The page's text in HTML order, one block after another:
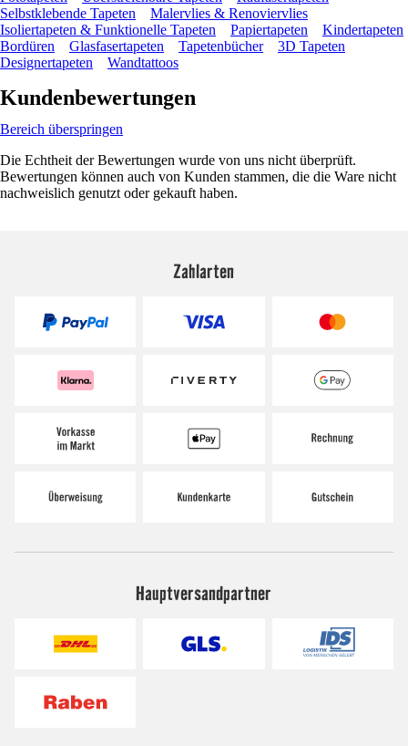
Selbstklebende Tapeten
Malervlies & Renoviervlies
Isoliertapeten & Funktionelle Tapeten
Papiertapeten
Kindertapeten
Bordüren
Glasfasertapeten Tapetenbücher
3D Tapeten
Designertapeten
Wandtattoos
Kundenbewertungen
Bereich überspringen
Die Echtheit der Bewertungen wurde von uns nicht überprüft.
Bewertungen können auch von Kunden stammen, die die Ware nicht
nachweislich genutzt oder gekauft haben.
Zahlarten
Hauptversandpartner